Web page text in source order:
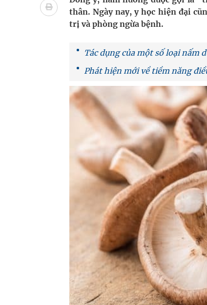
BSR tăng 12,5% năng lực tồn chứa dầu thô
Gần 30% dân số cả nước đã được khám sức
Ung thư thận: Nguy hiểm vì tiến triển quá
Nhiều chuỗi hoạt động lớn được diễn ra tại
thân. Ngày nay, y học hiện đại
trị và phòng ngừa bệnh.
Tác dụng của một số loại nấm
Phát hiện mới về tiềm năng